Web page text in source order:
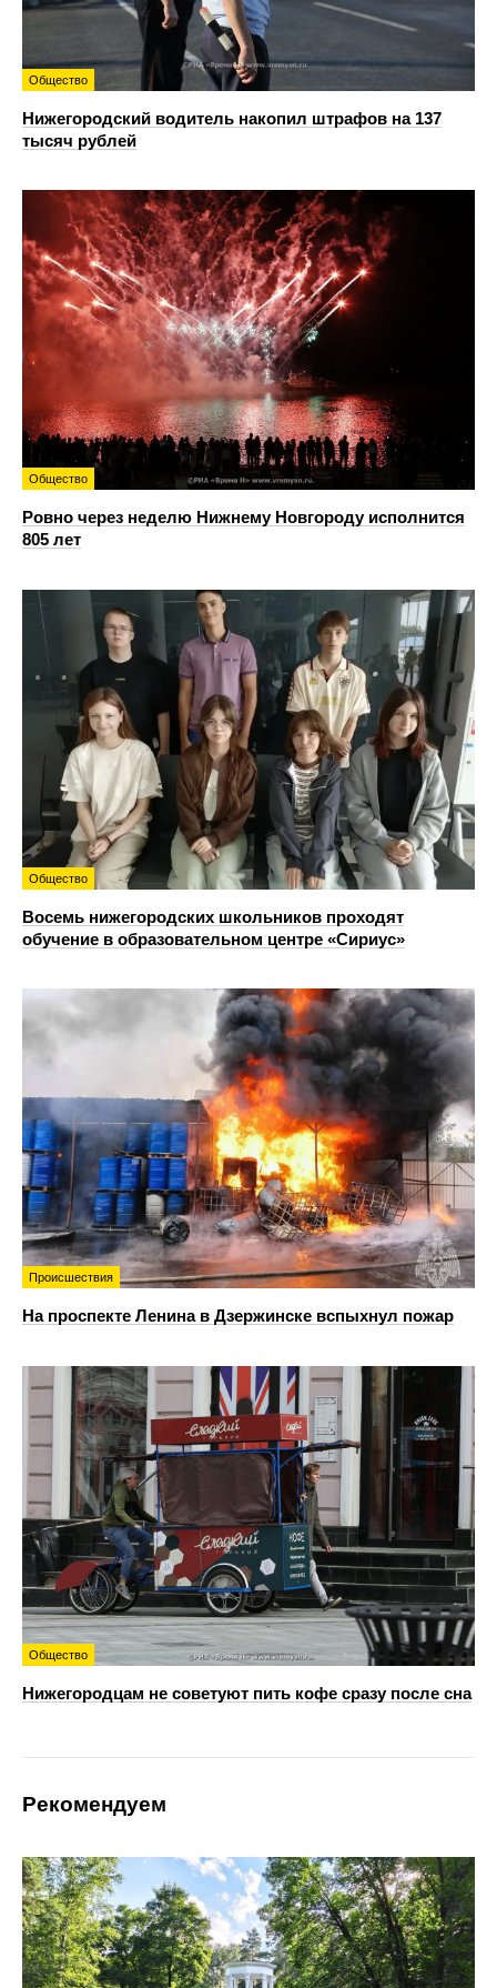
Общество
Нижегородский водитель накопил штрафов на 137
тысяч рублей
Общество
Ровно через неделю Нижнему Новгороду исполнится
805 лет
Общество
Восемь нижегородских школьников проходят
обучение в образовательном центре «Сириус»
Происшествия
На проспекте Ленина в Дзержинске вспыхнул пожар
Общество
Нижегородцам не советуют пить кофе сразу после сна
Рекомендуем